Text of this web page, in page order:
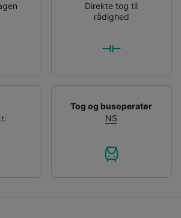
Direkte tog til
rådighed
Tog og busoperatør
NS